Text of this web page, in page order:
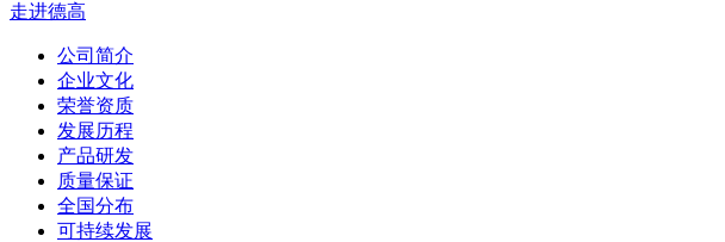
走进德高
公司简介
企业文化
荣誉资质
发展历程
产品研发
质量保证
全国分布
可持续发展